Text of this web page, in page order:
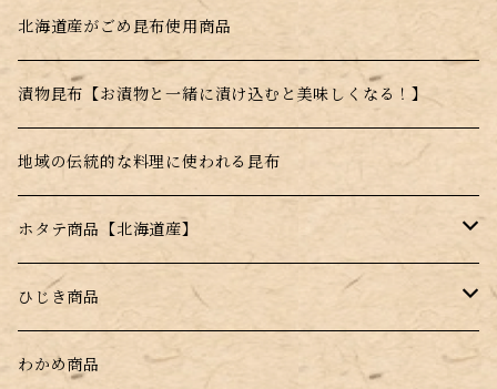
利尻昆布
真昆布
根昆布
北海道産がごめ昆布使用商品
漬物昆布【お漬物と一緒に漬け込むと美味しくなる！】
地域の伝統的な料理に使われる昆布
ホタテ商品【北海道産】
干し帆立貝柱【北海道産】
薄焼きせんべい【昆布＋帆立】
ひじき商品
塩ふきひじき【塩昆布だけじゃない！】
わかめ商品